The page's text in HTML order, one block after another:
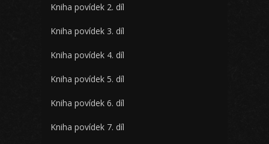
Kniha povídek 2. díl
Kniha povídek 3. díl
Kniha povídek 4. díl
Kniha povídek 5. díl
Kniha povídek 6. díl
Kniha povídek 7. díl